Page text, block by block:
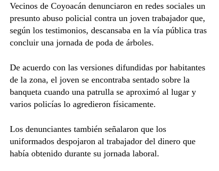
Vecinos de Coyoacán denunciaron en redes sociales un
presunto abuso policial contra un joven trabajador que,
según los testimonios, descansaba en la vía pública tras
concluir una jornada de poda de árboles.
De acuerdo con las versiones difundidas por habitantes
de la zona, el joven se encontraba sentado sobre la
banqueta cuando una patrulla se aproximó al lugar y
varios policías lo agredieron físicamente.
Los denunciantes también señalaron que los
uniformados despojaron al trabajador del dinero que
había obtenido durante su jornada laboral.